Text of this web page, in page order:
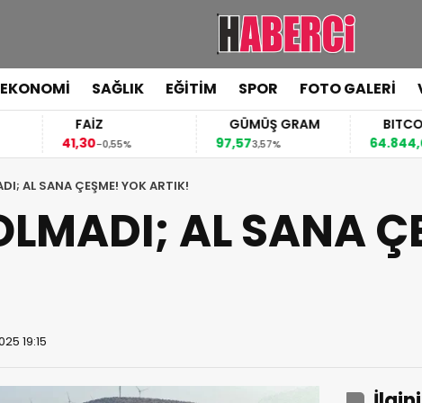
EKONOMİ SAĞLIK EĞİTİM SPOR FOTO GALERİ
-0,55%
GÜMÜŞ GRAM
3,57%
BITCOIN
64.844,000,70%
AL SANA ÇEŞME! YOK ARTIK!
AL SANA
19:15